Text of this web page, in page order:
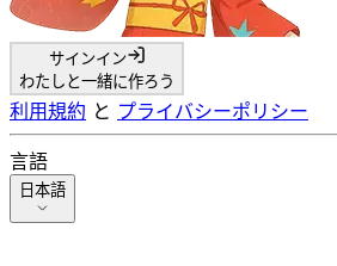
サインイン
わたしと一緒に作ろう
利用規約 と プライバシーポリシー
言語
日本語